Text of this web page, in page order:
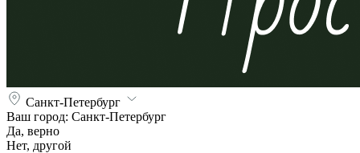
Санкт-Петербург
Ваш город: Санкт-Петербург
Да, верно
Нет, другой